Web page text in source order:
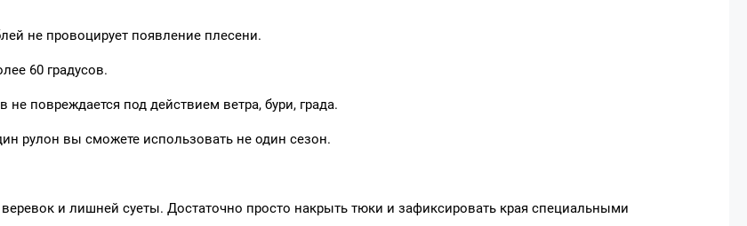
не провоцирует появление плесени.
60 градусов.
повреждается под действием ветра, бури, града.
рулон вы сможете использовать не один сезон.
и лишней суеты. Достаточно просто накрыть тюки и зафиксировать края специальными